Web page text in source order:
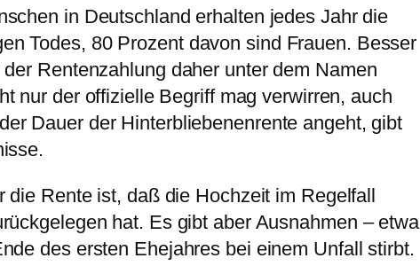
in Deutschland erhalten jedes Jahr die
Todes, 80 Prozent davon sind Frauen. Besser
Rentenzahlung daher unter dem Namen
nur der offizielle Begriff mag verwirren, auch
Dauer der Hinterbliebenenrente angeht, gibt
die Rente ist, daß die Hochzeit im Regelfall
hat. Es gibt aber Ausnahmen – etwa
des ersten Ehejahres bei einem Unfall stirbt.